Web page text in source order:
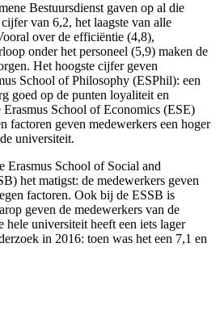
Bestuursdienst gaven op al die
van 6,2, het laagste van alle
over de efficiëntie (4,8),
onder het personeel (5,9) maken de
Het hoogste cijfer geven
School of Philosophy (ESPhil): een
goed op de punten loyaliteit en
School of Economics (ESE)
factoren geven medewerkers een hoger
universiteit.
Erasmus School of Social and
het matigst: de medewerkers geven
factoren. Ook bij de ESSB is
geven de medewerkers van de
hele universiteit heeft een iets lager
in 2016: toen was het een 7,1 en